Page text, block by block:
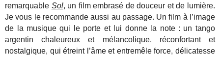
remarquable Sol, un film embrasé de douceur et de lumière.
Je vous le recommande aussi au passage. Un film à l’image
de la musique qui le porte et lui donne la note : un tango
argentin chaleureux et mélancolique, réconfortant et
nostalgique, qui étreint l’âme et entremêle force, délicatesse